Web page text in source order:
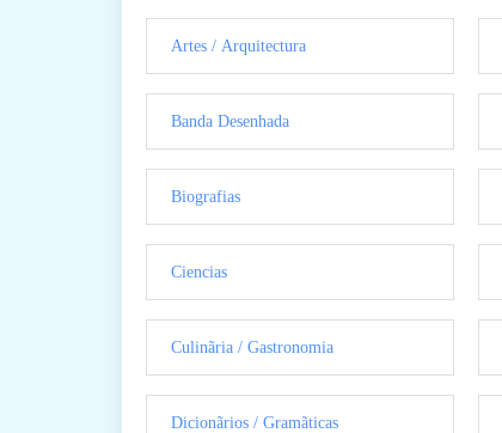
Artes / Arquitectura
Banda Desenhada
Biografias
Ciencias
Culinãria / Gastronomia
Dicionãrios / Gramãticas